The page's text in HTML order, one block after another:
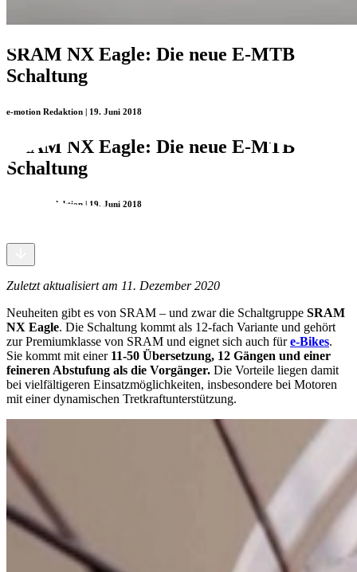
SRAM NX Eagle: Die neue E-MTB
Schaltung
e-motion Redaktion | 19. Juni 2018
SRAM NX Eagle: Die neue E-MTB
Schaltung
e-motion Redaktion | 19. Juni 2018
Zuletzt aktualisiert am 11. Dezember 2020
Neuheiten gibt es von SRAM – und zwar die Schaltgruppe SRAM
NX Eagle. Die Schaltung kommt als 12-fach Variante und gehört
zur Premiumklasse von SRAM und eignet sich auch füre-Bikes.
Sie kommt mit einer 11-50 Übersetzung, 12 Gängen und einer
feineren Abstufung als die Vorgänger. Die Vorteile liegen damit
bei vielfältigeren Einsatzmöglichkeiten, insbesondere bei Motoren
mit einer dynamischen Tretkraftunterstützung.